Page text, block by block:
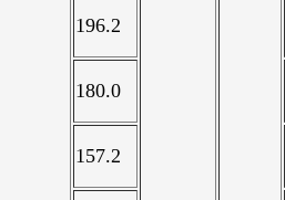
196.2
180.0
157.2